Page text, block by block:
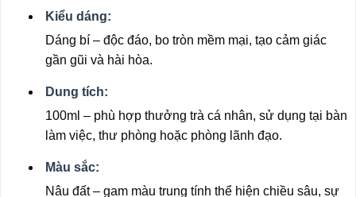
Kiểu dáng:
Dáng bí – độc đáo, bo tròn mềm mại, tạo cảm giác
gần gũi và hài hòa.
Dung tích:
100ml – phù hợp thưởng trà cá nhân, sử dụng tại bàn
làm việc, thư phòng hoặc phòng lãnh đạo.
Màu sắc:
Nâu đất – gam màu trung tính thể hiện chiều sâu, sự